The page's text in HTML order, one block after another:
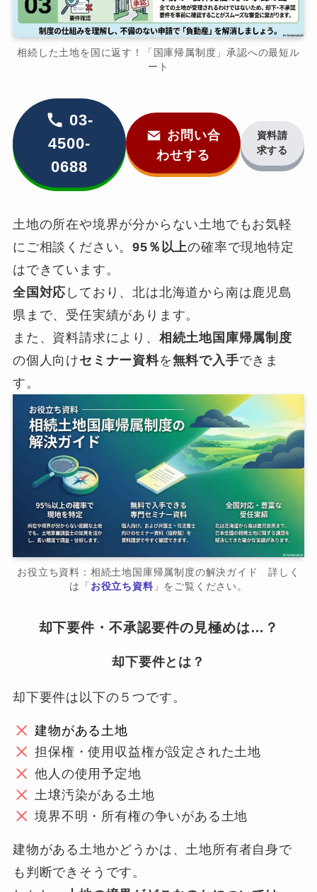
相続した土地を国に返す！「国庫帰属制度」承認への最短ル
ート
03-
4500-
0688
お問い合
わせする
資料請
求する
土地の所在や境界が分からない土地でもお気軽
にご相談ください。95％以上の確率で現地特定
はできています。
全国対応 しており、北は北海道から南は鹿児島
県まで、受任実績があります。
また、資料請求により、 相続土地国庫帰属制度
の個人向けセミナー資料を無料で入手できま
す。
お役立ち資料：相続土地国庫帰属制度の解決ガイド 詳しく
は「 お役立ち資料」をご覧ください。
却下要件・不承認要件の見極めは…？
却下要件とは？
却下要件は以下の５つです。
建物がある土地
担保権・使用収益権が設定された土地
他人の使用予定地
土壌汚染がある土地
境界不明・所有権の争いがある土地
建物がある土地かどうかは、土地所有者自身で
も判断できそうです。